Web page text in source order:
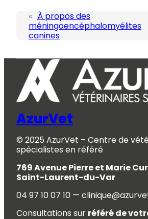
« À propos des
méningoencéphalomyélites
canines
AzurVet
© 2025 AzurVet – Centre de
spécialistes en référé
769 Avenue Pierre et Marie
Saint-Laurent-du-Var
04 97 10 07 10 —
Consultations sur référé de